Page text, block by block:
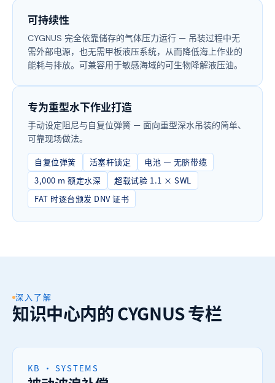
可持续性
CYGNUS 完全依靠储存的气体压力运行 — 吊装过程中无
需外部电源，也无需甲板液压系统，从而降低海上作业的
能耗与排放。可兼容用于敏感海域的可生物降解液压油。
专为重型水下作业打造
手动设定阻尼与自复位弹簧 — 面向重型深水吊装的简单、
可靠现场做法。
自复位弹簧 活塞杆锁定
电池 — 无脐带缆
3,000 m 额定水深
超载试验 1.1 × SWL
FAT 时逐台颁发 DNV 证书
深入了解
知识中心内的 CYGNUS 专栏
KB · SYSTEMS